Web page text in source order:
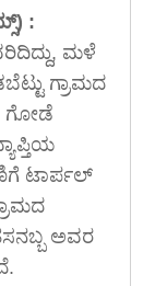
:
ಮಳೆ
ಗ್ರಾಮದ
ಗೋಡೆ
ಟಾರ್ಪಲ್
ಅವರ